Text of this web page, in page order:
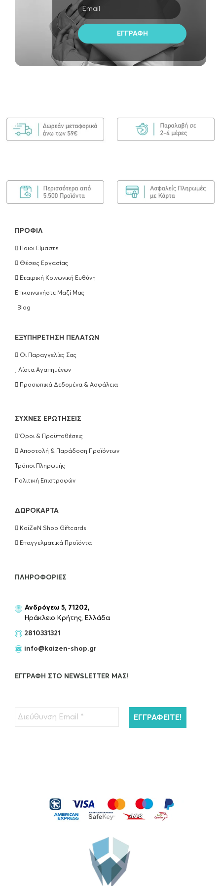
ΠΡΟΣΘΉΚΗ ΣΤΟ ΚΑΛΆΘΙ
ΠΡΟΦΊΛ
Ποιοι Είμαστε
Θέσεις Εργασίας
Εταιρική Κοινωνική Ευθύνη
Επικοινωνήστε Μαζί Μας
Blog
EΞΥΠΗΡΈΤΗΣΗ ΠΕΛΑΤΏΝ
Οι Παραγγελίες Σας
Λίστα Αγαπημένων
Προσωπικά Δεδομένα & Ασφάλεια
ΣΥΧΝΈΣ ΕΡΩΤΉΣΕΙΣ
Όροι & Προϋποθέσεις
Αποστολή & Παράδοση Προϊόντων
Τρόποι Πληρωμής
Πολιτική Επιστροφών
ΔΩΡΟΚΆΡΤΑ
KaiZeN Shop Giftcards
Επαγγελματικά Προϊόντα
ΠΛΗΡΟΦΟΡΊΕΣ
Ανδρόγεω 5, 71202,
Ηράκλειο Κρήτης, Ελλάδα
2810331321
info@kaizen-shop.gr
ΕΓΓΡΑΦΉ ΣΤΟ NEWSLETTER ΜΑΣ!